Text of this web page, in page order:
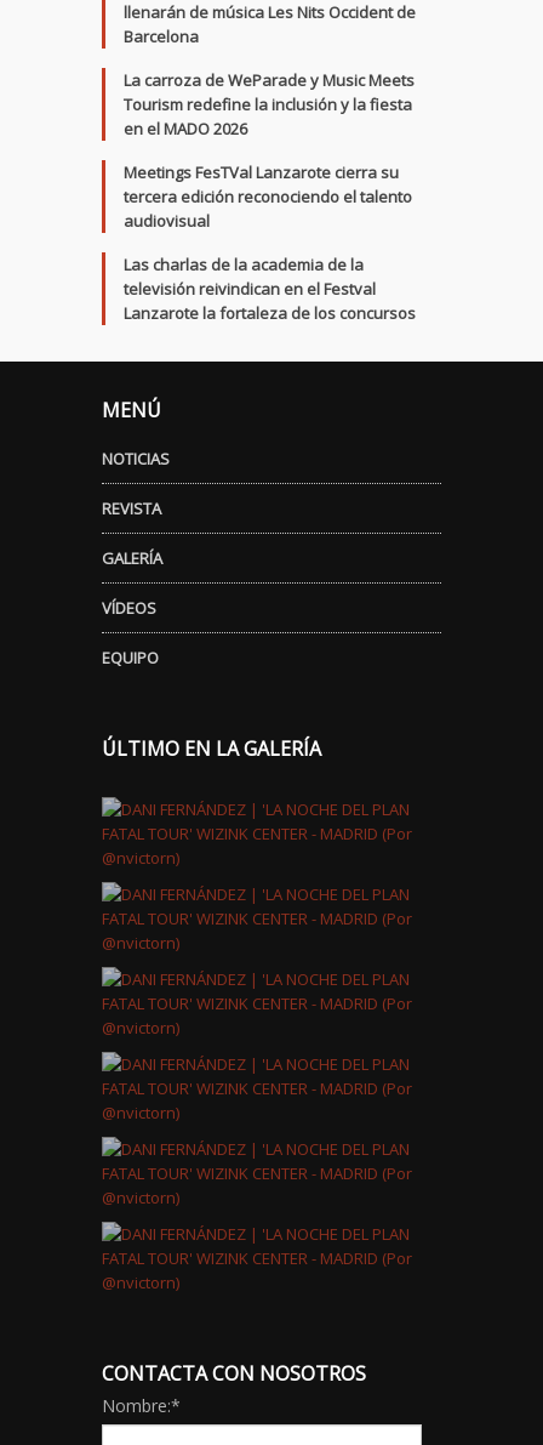
llenarán de música Les Nits Occident de
Barcelona
La carroza de WeParade y Music Meets
Tourism redefine la inclusión y la fiesta
en el MADO 2026
Meetings FesTVal Lanzarote cierra su
tercera edición reconociendo el talento
audiovisual
Las charlas de la academia de la
televisión reivindican en el Festval
Lanzarote la fortaleza de los concursos
MENÚ
NOTICIAS
REVISTA
GALERÍA
VÍDEOS
EQUIPO
ÚLTIMO EN LA GALERÍA
CONTACTA CON NOSOTROS
Nombre:*